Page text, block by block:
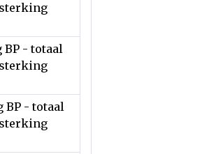
BP - totaal
BP - totaal